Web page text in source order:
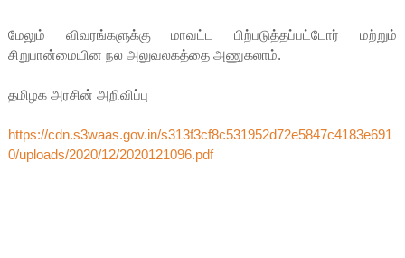
மேலும் விவரங்களுக்கு மாவட்ட பிற்படுத்தப்பட்டோர் மற்றும்
சிறுபான்மையின நல அலுவலகத்தை அணுகலாம்.
தமிழக அரசின் அறிவிப்பு
https://cdn.s3waas.gov.in/s313f3cf8c531952d72e5847c4183e691
0/uploads/2020/12/2020121096.pdf